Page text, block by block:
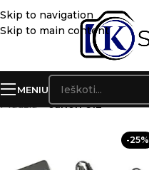
Skip to navigation
Skip to main content
MENIU
Pradžia»canon e12
-25%